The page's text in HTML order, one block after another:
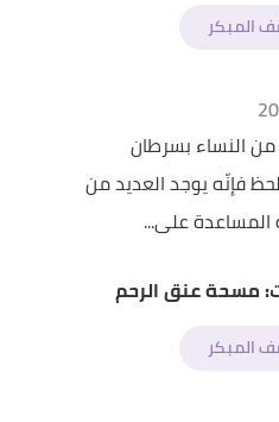
المبكر
النساء بسرطان
فإنّه يوجد العديد من
المساعدة على...
مسحة عنق الرحم
المبكر